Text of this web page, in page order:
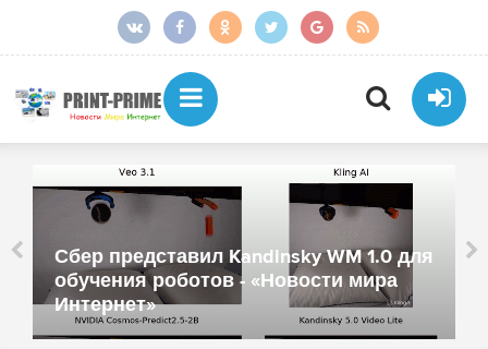
Сбер представил Kandinsky WM 1.0 для
обучения роботов - «Новости мира
Интернет»